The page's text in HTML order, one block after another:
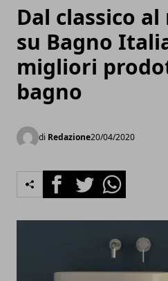
Dal classico
su Bagno
migliori
bagno
di Redazione20/04/2020
FacebookTwitterWhatsapp